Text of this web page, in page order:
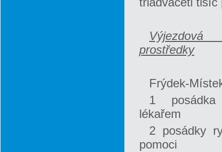
prostředky
Frýdek-
1
lékařem
2 posádky
pomoci